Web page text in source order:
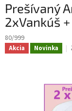
Prešívaný
2xVankúš +
80/999
Akcia Novinka